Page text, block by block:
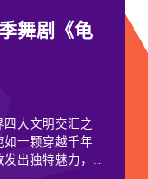
舞剧《龟
大文明交汇之
一颗穿越千年
出独特魅力，